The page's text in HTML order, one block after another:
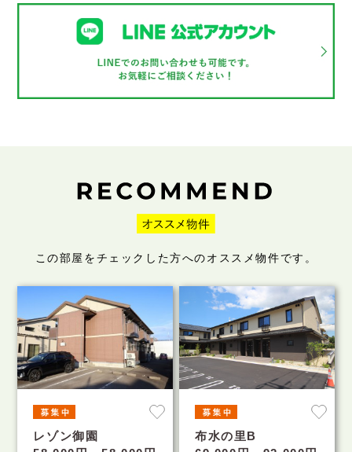
この部屋をチェックした方へのオススメ物件です。
レゾン御園
布水の里B